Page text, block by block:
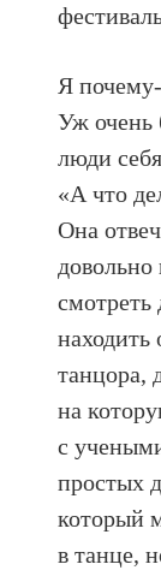
Я
Уж очень
люди
«А что
Она
смотреть
находить
танцора,
на
с
простых
который
в танце,